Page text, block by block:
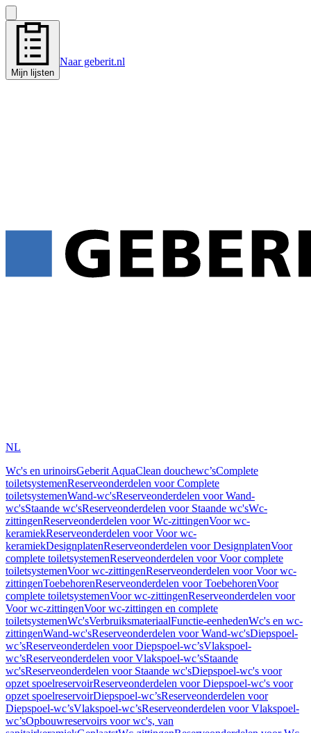
Mijn lijsten
Naar geberit.nl
NL
Wc's en urinoirsGeberit AquaClean douchewc’sComplete
toiletsystemenReserveonderdelen voor Complete
toiletsystemenWand-wc'sReserveonderdelen voor Wand-
wc'sStaande wc'sReserveonderdelen voor Staande wc'sWc-
zittingenReserveonderdelen voor Wc-zittingenVoor wc-
keramiekReserveonderdelen voor Voor wc-
keramiekDesignplatenReserveonderdelen voor DesignplatenVoor
complete toiletsystemenReserveonderdelen voor Voor complete
toiletsystemenVoor wc-zittingenReserveonderdelen voor Voor wc-
zittingenToebehorenReserveonderdelen voor ToebehorenVoor
complete toiletsystemenVoor wc-zittingenReserveonderdelen voor
Voor wc-zittingenVoor wc-zittingen en complete
toiletsystemenWc'sVerbruiksmateriaalFunctie-eenhedenWc's en wc-
zittingenWand-wc'sReserveonderdelen voor Wand-wc'sDiepspoel-
wc’sReserveonderdelen voor Diepspoel-wc’sVlakspoel-
wc’sReserveonderdelen voor Vlakspoel-wc’sStaande
wc'sReserveonderdelen voor Staande wc'sDiepspoel-wc's voor
opzet spoelreservoirReserveonderdelen voor Diepspoel-wc's voor
opzet spoelreservoirDiepspoel-wc’sReserveonderdelen voor
Diepspoel-wc’sVlakspoel-wc’sReserveonderdelen voor Vlakspoel-
wc’sOpbouwreservoirs voor wc's, van